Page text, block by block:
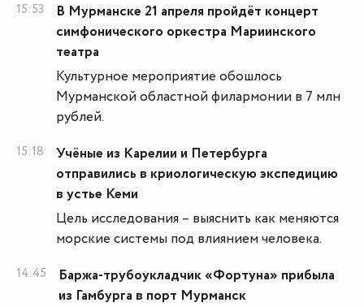
15:53
В Мурманске 21 апреля пройдёт концерт
симфонического оркестра Мариинского
театра
Культурное мероприятие обошлось
Мурманской областной филармонии в 7 млн
рублей.
15:18
Учёные из Карелии и Петербурга
отправились в криологическую экспедицию
в устье Кеми
Цель исследования – выяснить как меняются
морские системы под влиянием человека.
14:45
Баржа-трубоукладчик «Фортуна» прибыла
из Гамбурга в порт Мурманск